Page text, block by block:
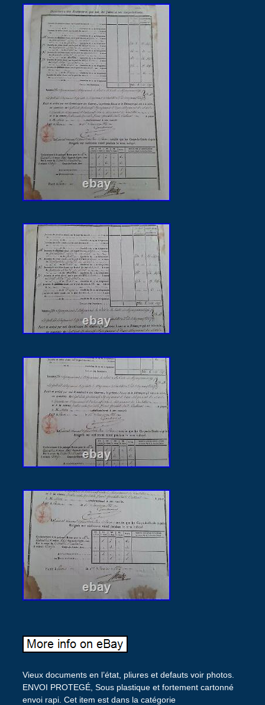
Vieux documents en l’état, pliures et defauts voir photos.
ENVOI PROTEGÉ, Sous plastique et fortement cartonné
envoi rapi. Cet item est dans la catégorie